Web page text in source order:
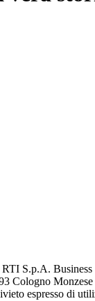
RTI S.p.A.
Cologno
espresso di